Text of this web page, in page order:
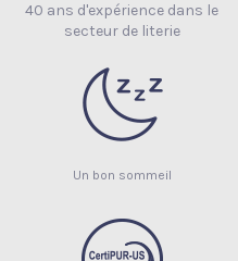
40 ans d'expérience dans le
secteur de literie
Un bon sommeil